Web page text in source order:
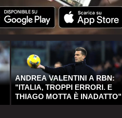
ANDREA VALENTINI A RBN:
"ITALIA, TROPPI ERRORI. E
THIAGO MOTTA È INADATTO"